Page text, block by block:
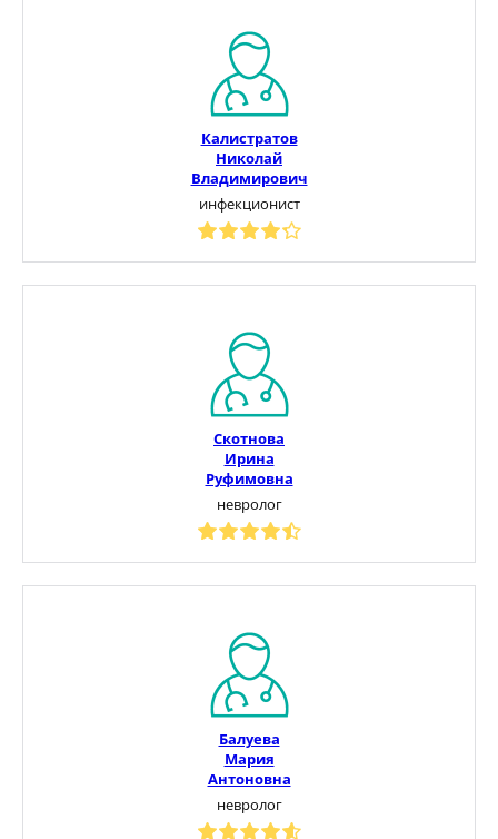
Калистратов
Николай
Владимирович
инфекционист
Скотнова
Ирина
Руфимовна
невролог
Балуева
Мария
Антоновна
невролог